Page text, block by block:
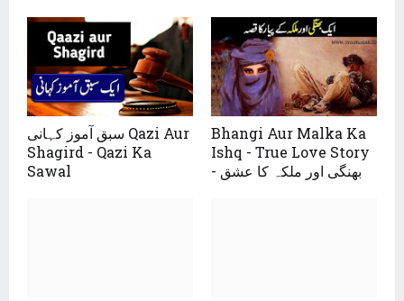
سبق آموز کہانی Qazi Aur
Shagird - Qazi Ka
Sawal
Bhangi Aur Malka Ka
Ishq - True Love Story
- بھنگی اور ملکہ کا عشق